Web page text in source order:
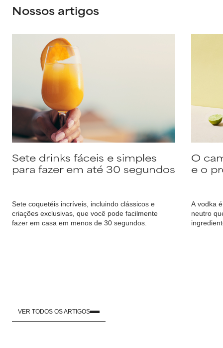
Nossos artigos
Sete drinks fáceis e simples
para fazer em até 30 segundos
Sete coquetéis incríveis, incluindo clássicos e
criações exclusivas, que você pode facilmente
fazer em casa em menos de 30 segundos.
O
e o
A vodka
neutro
VER TODOS OS ARTIGOS